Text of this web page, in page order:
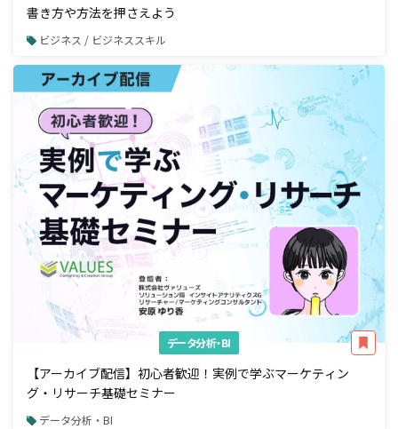
書き方や方法を押さえよう
ビジネス / ビジネススキル
データ分析・BI
【アーカイブ配信】初心者歓迎！実例で学ぶマーケティン
グ・リサーチ基礎セミナー
データ分析・BI